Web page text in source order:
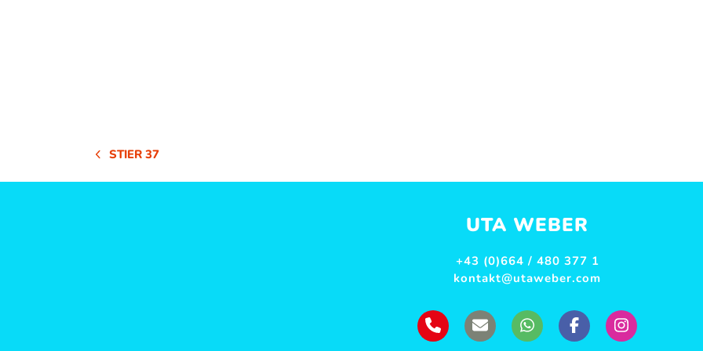
VORHERIGER
BEITRAG:
STIER 37
UTA WEBER
+43 (0)664 / 480 377 1
kontakt@utaweber.com